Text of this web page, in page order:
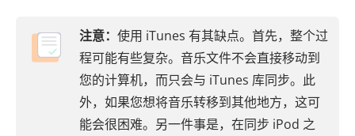
注意： 使用 iTunes 有其缺点。首先，整个过
程可能有些复杂。音乐文件不会直接移动到
您的计算机，而只会与 iTunes 库同步。此
外，如果您想将音乐转移到其他地方，这可
能会很困难。另一件事是，在同步 iPod 之